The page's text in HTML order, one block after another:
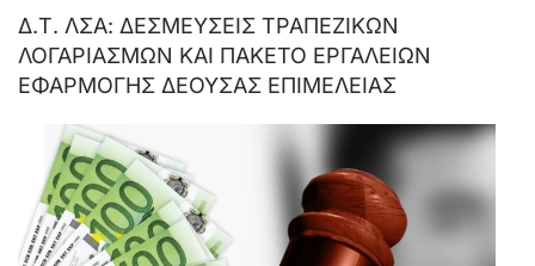
Δ.Τ. ΛΣΑ: ΔΕΣΜΕΥΣΕΙΣ ΤΡΑΠΕΖΙΚΩΝ
ΛΟΓΑΡΙΑΣΜΩΝ ΚΑΙ ΠΑΚΕΤΟ ΕΡΓΑΛΕΙΩΝ
ΕΦΑΡΜΟΓΗΣ ΔΕΟΥΣΑΣ ΕΠΙΜΕΛΕΙΑΣ